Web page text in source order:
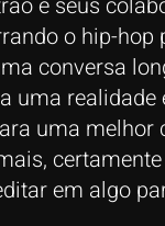
o hip-
conversa
uma
uma melhor
em algo